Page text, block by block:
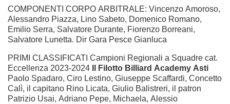
COMPONENTI CORPO ARBITRALE: Vincenzo Amoroso,
Alessandro Piazza, Lino Sabeto, Domenico Romano,
Emilio Serra, Salvatore Durante, Fiorenzo Borreani,
Salvatore Lunetta. Dir Gara Pesce Gianluca
PRIMI CLASSIFICATI Campioni Regionali a Squadre cat.
Eccellenza 2023-2024 Il Filotto Billiard Academy Asti
Paolo Spadaro, Ciro Lestino, Giuseppe Scaffardi, Concetto
Calì, il capitano Rino Licata, Giulio Balistreri, il patron
Patrizio Usai, Adriano Pepe, Michaela, Alessio